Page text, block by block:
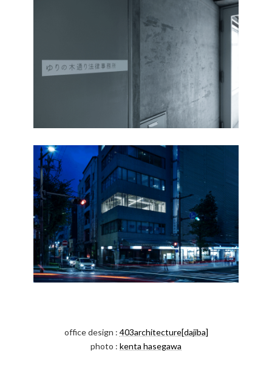
office design : 403architecture[dajiba]
photo : kenta hasegawa